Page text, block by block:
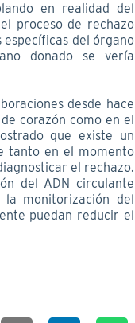
en realidad del
proceso de rechazo
específicas del órgano
donado se vería
desde hace
corazón como en el
que existe un
tanto en el momento
el rechazo.
del ADN circulante
monitorización del
puedan reducir el